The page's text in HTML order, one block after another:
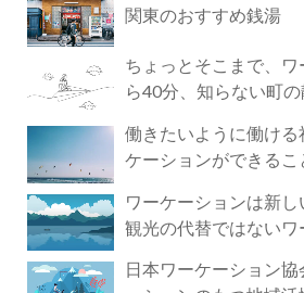
関東のおすすめ銭湯
ちょっとそこまで、
ら40分、知らない町の
働きたいように働け
ケーションができるこ
ワーケーションは新し
観光の代替ではないワ
日本ワーケーション